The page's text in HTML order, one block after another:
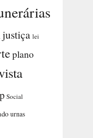
justiça lei
plano
Social
urnas